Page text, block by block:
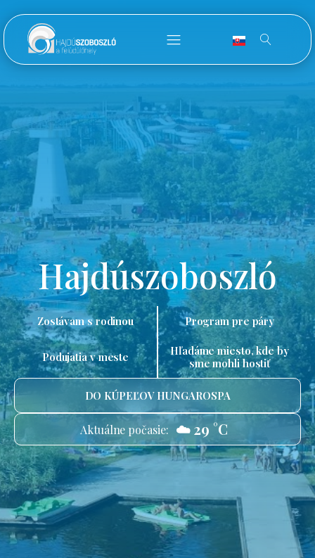
Hajdúszoboszló
Zostávam s rodinou Program pre páry
Podujatia v meste
Hľadáme miesto, kde by
sme mohli hostiť
DO KÚPEĽOV HUNGAROSPA
Aktuálne počasie: ☁️ 29 °C